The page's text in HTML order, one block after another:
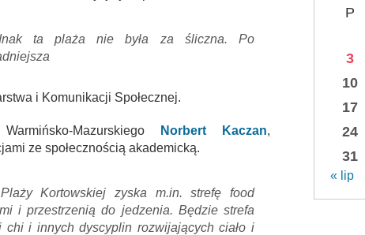
ta plaża nie była za śliczna. Po
i Komunikacji Społecznej.
Mazurskiego Norbert Kaczan,
ze społecznością akademicką.
Kortowskiej zyska m.in. strefę food
i przestrzenią do jedzenia. Będzie strefa
i innych dyscyplin rozwijających ciało i
P
3
10
17
24
31
« lip